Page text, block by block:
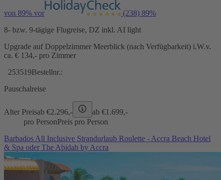
von 89% vor (238) 89%
8- bzw. 9-tägige Flugreise, DZ inkl. AI light
Upgrade auf Doppelzimmer Meerblick (nach Verfügbarkeit) i.W.v.
ca. € 134,- pro Zimmer
253519Bestellnr.:
Pauschalreise
Alter Preisab €2.296,- ab €1.699,-
pro PersonPreis pro Person
Barbados All Inclusive Strandurlaub Roulette - Accra Beach Hotel
& Spa oder The Abidah by Accra